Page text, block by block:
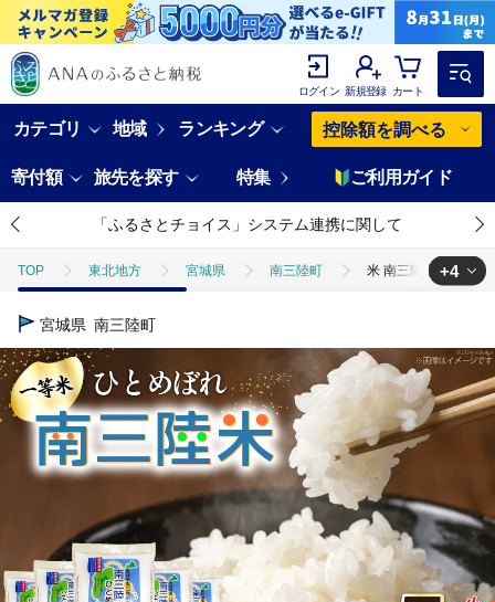
ログイン 新規登録 カート
カテゴリ 地域 ランキング 控除額を調べる
寄付額 旅先を探す 特集 ご利用ガイド
「ふるさとチョイス」システム連携に関して
TOP 東北地方 宮城県 南三陸町 米 南三陸米 ひとめ
TOP
TOP 米・穀物 米 南三陸米 ひとめぼれ 1kg×5袋 計5kg
TOP 米・穀物 米 精米 米 南三陸米 ひとめぼれ
米・穀物 米 ひとめぼれ 米 南三陸米 ひとめぼ
+4
宮城県 南三陸町